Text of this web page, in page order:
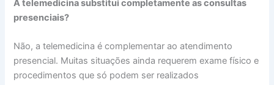
A telemedicina substitui completamente as consultas
presenciais?
Não, a telemedicina é complementar ao atendimento
presencial. Muitas situações ainda requerem exame físico e
procedimentos que só podem ser realizados